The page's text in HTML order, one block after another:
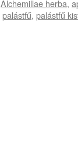
Alchemillae herba,
palástfű, palástfű